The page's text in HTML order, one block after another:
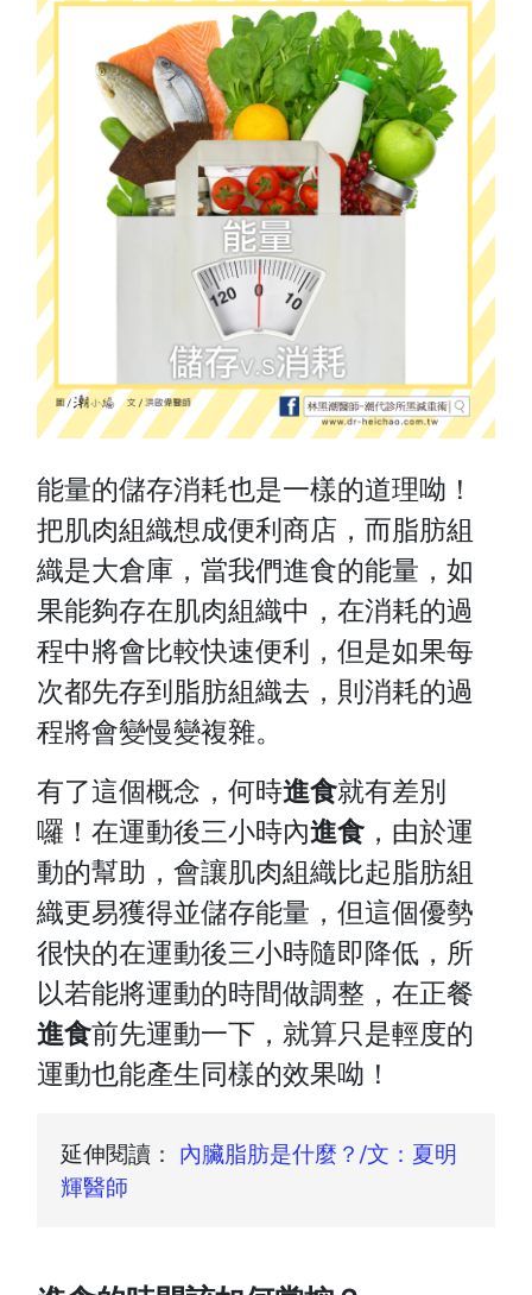
能量的儲存消耗也是一樣的道理呦！
把肌肉組織想成便利商店，而脂肪組
織是大倉庫，當我們進食的能量，如
果能夠存在肌肉組織中，在消耗的過
程中將會比較快速便利，但是如果每
次都先存到脂肪組織去，則消耗的過
程將會變慢變複雜。
有了這個概念，何時進食就有差別
囉！在運動後三小時內進食 ，由於運
動的幫助，會讓肌肉組織比起脂肪組
織更易獲得並儲存能量，但這個優勢
很快的在運動後三小時隨即降低，所
以若能將運動的時間做調整，在正餐
進食前先運動一下，就算只是輕度的
運動也能產生同樣的效果呦！
延伸閱讀： 內臟脂肪是什麼？/文：夏明
輝醫師